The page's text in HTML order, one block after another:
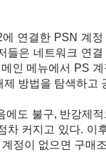
연결한 PSN 계
은 네트워크 연결
인 메뉴에서 PS
방법을 탐색하고
도 불구, 반강제
차 커지고 있다. 이
정이 없으면 구매